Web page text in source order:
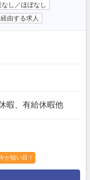
なし／ほぼなし
由する求人
暇、有給休暇他
が狙い目！